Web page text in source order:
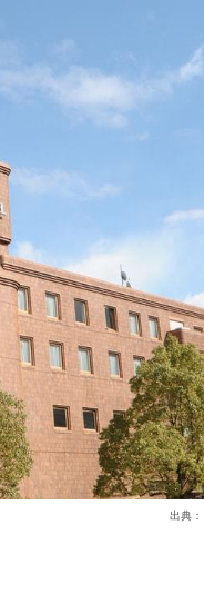
出典：